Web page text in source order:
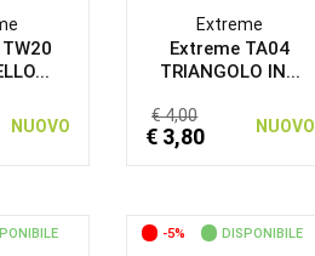
TW20
NUOVO
Extreme
Extreme TA04
TRIANGOLO IN...
€ 4,00
€ 3,80 NUOVO
-5% DISPONIBILE